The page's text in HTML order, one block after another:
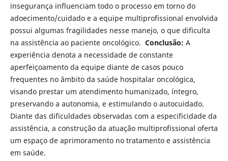
insegurança influenciam todo o processo em torno do
adoecimento/cuidado e a equipe multiprofissional envolvida
possui algumas fragilidades nesse manejo, o que dificulta
na assistência ao paciente oncológico. Conclusão: A
experiência denota a necessidade de constante
aperfeiçoamento da equipe diante de casos pouco
frequentes no âmbito da saúde hospitalar oncológica,
visando prestar um atendimento humanizado, íntegro,
preservando a autonomia, e estimulando o autocuidado.
Diante das dificuldades observadas com a especificidade da
assistência, a construção da atuação multiprofissional oferta
um espaço de aprimoramento no tratamento e assistência
em saúde.